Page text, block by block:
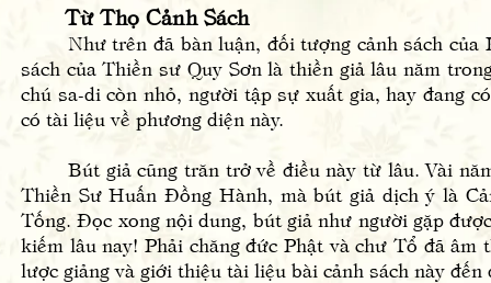
Từ Thọ Cảnh Sách
Như trên đã bàn luận, đối tượng cảnh sách của
sách của Thiền sư Quy Sơn là thiền giả lâu năm
chú sa-di còn nhỏ, người tập sự xuất gia, hay đang
có tài liệu về phương diện này.
Bút giả cũng trăn trở về điều này từ lâu. Vài
Thiền Sư Huấn Đồng Hành, mà bút giả dịch ý là
Tống. Đọc xong nội dung, bút giả như người gặp
kiếm lâu nay! Phải chăng đức Phật và chư Tổ đã
lược giảng và giới thiệu tài liệu bài cảnh sách này